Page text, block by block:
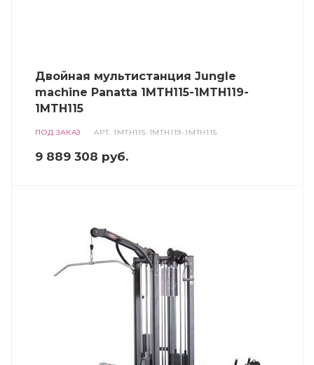
Двойная мультистанция Jungle
machine Panatta 1MTH115-1MTH119-
1MTH115
ПОД ЗАКАЗ АРТ.1MTH115-1MTH119-1MTH115
9 889 308 руб.